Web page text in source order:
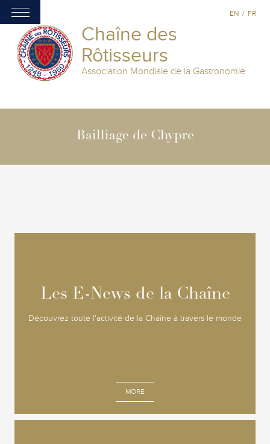
Chaîne des
Rôtisseurs
Association Mondiale de la Gastronomie
EN / FR
Bailliage de Chypre
Les E-News de la Chaîne
Découvrez toute l'activité de la Chaîne à travers le monde
MORE
Les E-News de la Chaîne